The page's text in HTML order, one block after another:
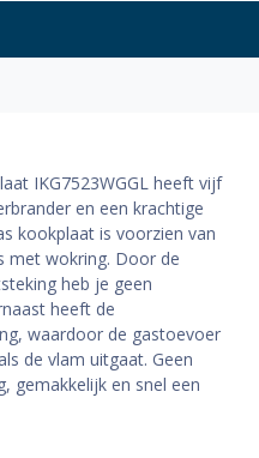
IKG7523WGGL heeft vijf
en een krachtige
kookplaat is voorzien van
met wokring. Door de
heb je geen
heeft de
waardoor de gastoevoer
de vlam uitgaat. Geen
gemakkelijk en snel een